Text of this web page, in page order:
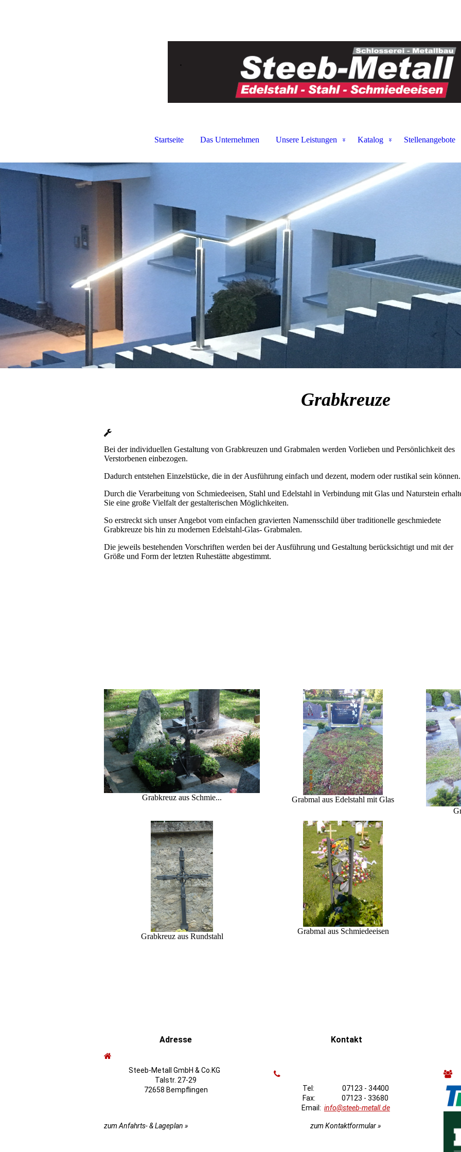
Startseite Das Unternehmen Unsere Leistungen Katalog Stellenangebote
Grabkreuze
Bei der individuellen Gestaltung von Grabkreuzen und Grabmalen werden Vorlieben und Persönlichkeit des
Verstorbenen einbezogen.
Dadurch entstehen Einzelstücke, die in der Ausführung einfach und dezent, modern oder rustikal sein können.
Durch die Verarbeitung von Schmiedeeisen, Stahl und Edelstahl in Verbindung mit Glas und Naturstein
Sie eine große Vielfalt der gestalterischen Möglichkeiten.
So erstreckt sich unser Angebot vom einfachen gravierten Namensschild über traditionelle geschmiedete
Grabkreuze bis hin zu modernen Edelstahl-Glas- Grabmalen.
Die jeweils bestehenden Vorschriften werden bei der Ausführung und Gestaltung berücksichtigt und mit der
Größe und Form der letzten Ruhestätte abgestimmt.
Grabkreuz aus Schmie...
Grabmal aus Edelstahl mit Glas
Grabkreuz aus Rundstahl
Grabmal aus Schmiedeeisen
Adresse
Steeb-Metall GmbH & Co.KG
Talstr. 27-29
72658 Bempflingen
zum Anfahrts- & Lageplan »
Kontakt
Tel: 07123 - 34400
Fax: 07123 - 33680
Email: info@steeb-metall.de
zum Kontaktformular »